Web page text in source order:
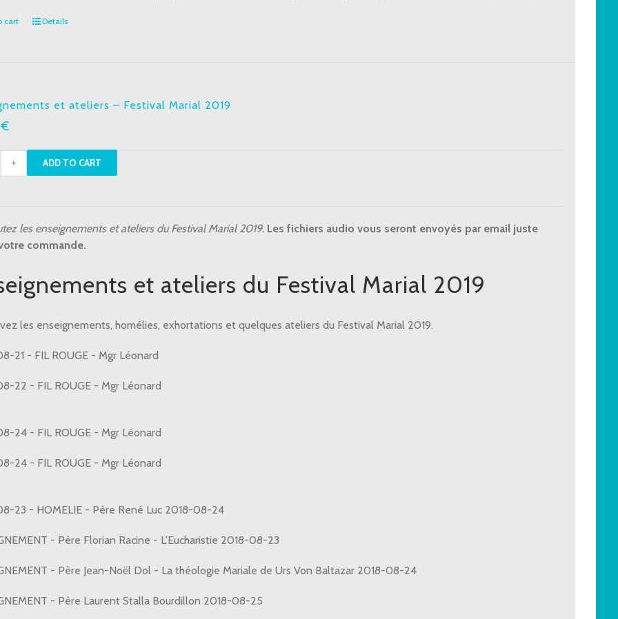
cart Details
et ateliers – Festival Marial 2019
€
ADD TO CART
les enseignements et ateliers du Festival Marial 2019. Les fichiers audio vous seront envoyés par email juste
commande.
et ateliers du Festival Marial 2019
les enseignements, homélies, exhortations et quelques ateliers du Festival Marial 2019.
21 - FIL ROUGE - Mgr Léonard
08-22 - FIL ROUGE - Mgr Léonard
24 - FIL ROUGE - Mgr Léonard
08-24 - FIL ROUGE - Mgr Léonard
23 - HOMELIE - Père René Luc 2018-08-24
- Père Florian Racine - L'Eucharistie 2018-08-23
- Père Jean-Noël Dol - La théologie Mariale de Urs Von Baltazar 2018-08-24
- Père Laurent Stalla Bourdillon 2018-08-25